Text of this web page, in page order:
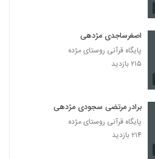
اصغرساجدی مژدهی
پایگاه قرآنی روستای مژده
۲۱۵ بازدید
برادر مرتضی سجودی مژدهی
پایگاه قرآنی روستای مژده
۲۱۴ بازدید